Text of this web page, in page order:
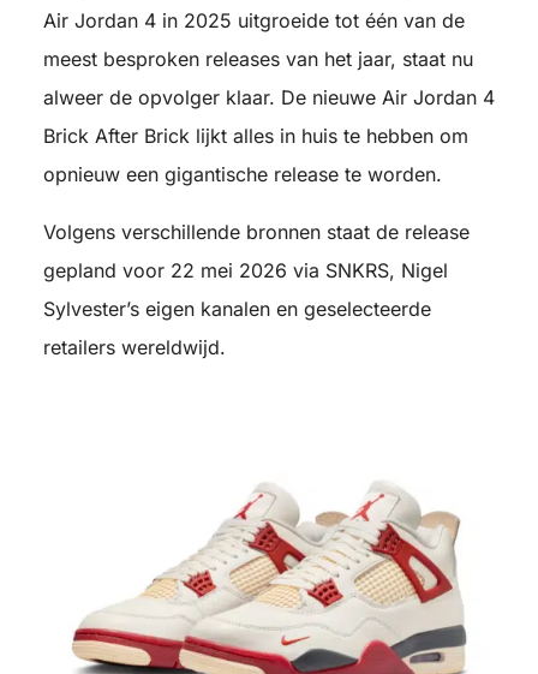
Air Jordan 4 in 2025 uitgroeide tot één van de
meest besproken releases van het jaar, staat nu
alweer de opvolger klaar. De nieuwe Air Jordan 4
Brick After Brick lijkt alles in huis te hebben om
opnieuw een gigantische release te worden.
Volgens verschillende bronnen staat de release
gepland voor 22 mei 2026 via SNKRS, Nigel
Sylvester’s eigen kanalen en geselecteerde
retailers wereldwijd.